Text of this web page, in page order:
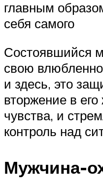
главным
себя самого
Состоявшийся
свою
и здесь, это
вторжение в
чувства, и
контроль над
Мужчина-